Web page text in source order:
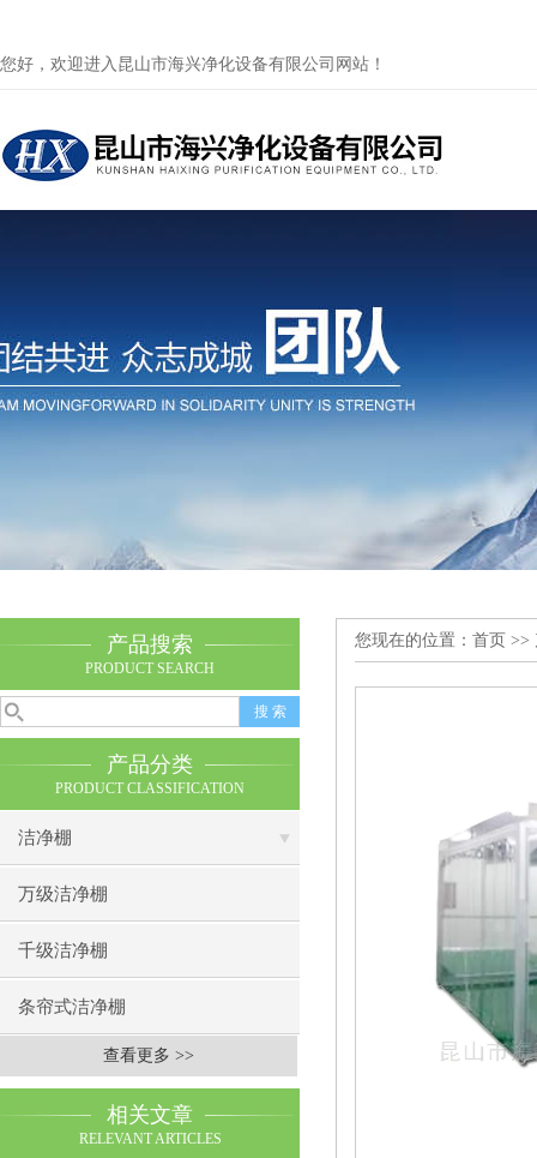
您好，欢迎进入昆山市海兴净化设备有限公司网站！
产品搜索
PRODUCT SEARCH
产品分类
PRODUCT CLASSIFICATION
洁净棚
万级洁净棚
千级洁净棚
条帘式洁净棚
查看更多 >>
相关文章
RELEVANT ARTICLES
您现在的位置： 首页 >>